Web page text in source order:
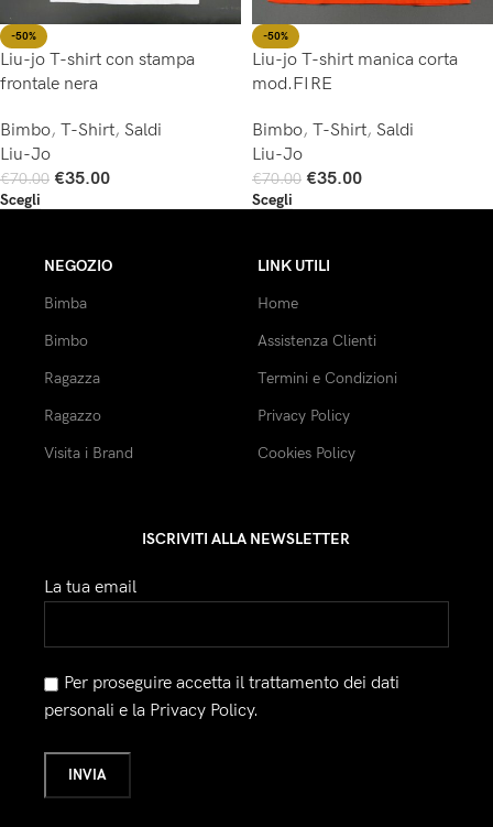
-50%
Liu-jo T-shirt con stampa
frontale nera
Bimbo, T-Shirt, Saldi
Liu-Jo
€70.00 €35.00
Scegli
-50%
Liu-jo T-shirt manica corta
mod.FIRE
Bimbo, T-Shirt, Saldi
Liu-Jo
€70.00 €35.00
Scegli
NEGOZIO
Bimba
Bimbo
Ragazza
Ragazzo
Visita i Brand
LINK UTILI
Home
Assistenza Clienti
Termini e Condizioni
Privacy Policy
Cookies Policy
ISCRIVITI ALLA NEWSLETTER
La tua email
Per proseguire accetta il trattamento dei dati
personali e la Privacy Policy.